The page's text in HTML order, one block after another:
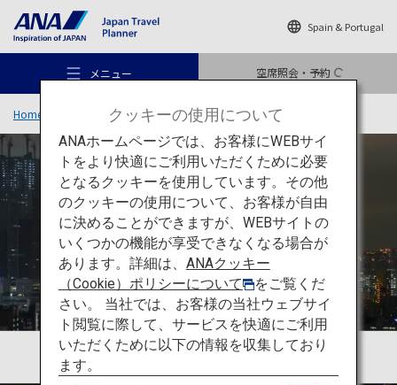
Spain & Portugal
メニュー 空席照会・予約
おすすめの旅
旅のアイデア
行き先
Home 旅のアイデア 特集 TOKYO and BEYOND SEASONAL
クッキーの使用について
ANAホームページでは、お客様にWEBサイ
トをより快適にご利用いただくために必要
となるクッキーを使用しています。その他
のクッキーの使用について、お客様が自由
に決めることができますが、WEBサイトの
いくつかの機能が享受できなくなる場合が
あります。詳細は、 ANAクッキー
（Cookie）ポリシーについて
をご覧くだ
さい。 当社では、お客様の当社ウェブサイ
ト閲覧に際して、サービスを快適にご利用
いただくために以下の情報を収集しており
ます。